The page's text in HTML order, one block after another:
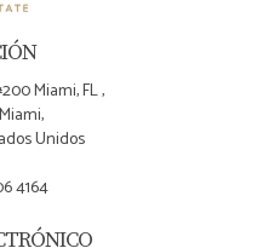
Miami, FL ,
Unidos
4164